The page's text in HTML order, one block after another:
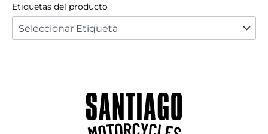
Etiquetas del producto
WhatsApp
Facebook